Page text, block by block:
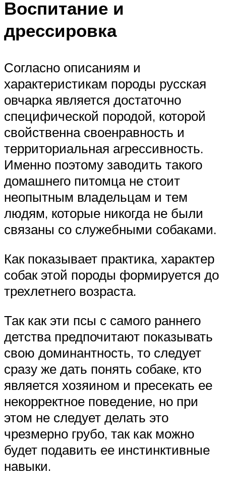
Воспитание и
дрессировка
Согласно описаниям и
характеристикам породы русская
овчарка является достаточно
специфической породой, которой
свойственна своенравность и
территориальная агрессивность.
Именно поэтому заводить такого
домашнего питомца не стоит
неопытным владельцам и тем
людям, которые никогда не были
связаны со служебными собаками.
Как показывает практика, характер
собак этой породы формируется до
трехлетнего возраста.
Так как эти псы с самого раннего
детства предпочитают показывать
свою доминантность, то следует
сразу же дать понять собаке, кто
является хозяином и пресекать ее
некорректное поведение, но при
этом не следует делать это
чрезмерно грубо, так как можно
будет подавить ее инстинктивные
навыки.